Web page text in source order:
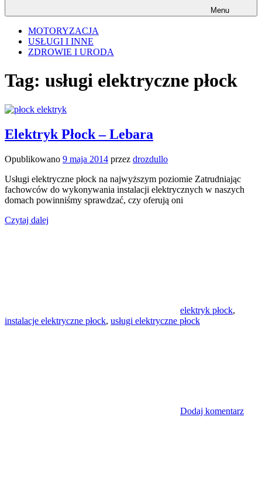
Menu
MOTORYZACJA
USŁUGI I INNE
ZDROWIE I URODA
Tag: usługi elektryczne płock
Elektryk Płock – Lebara
Opublikowano 9 maja 2014 przez drozdullo
Usługi elektryczne płock na najwyższym poziomie Zatrudniając
fachowców do wykonywania instalacji elektrycznych w naszych
domach powinniśmy sprawdzać, czy oferują oni
Czytaj dalej
elektryk płock,
instalacje elektryczne płock, usługi elektryczne płock
Dodaj komentarz